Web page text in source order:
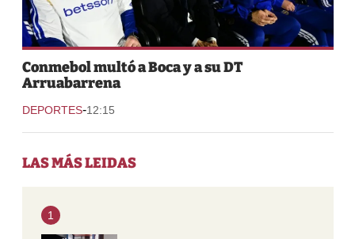
Conmebol multó a Boca y a su DT
Arruabarrena
DEPORTES-12:15
LAS MÁS LEIDAS
1